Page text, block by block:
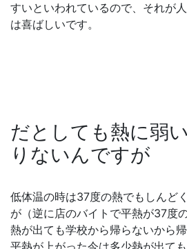
すいといわれているので、それが
は喜ばしいです。
だとしても熱に弱
りないんですが
低体温の時は37度の熱でもしんど
が（逆に店のバイトで平熱が37度
熱が出ても学校から帰らないから
平熱が上がった今は多少熱が出て